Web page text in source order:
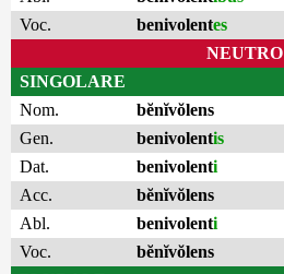
Voc.
benivolentes
NEUTRO
SINGOLARE
Nom.
bĕnĭvŏlens
Gen.
benivolentis
Dat.
benivolenti
Acc.
bĕnĭvŏlens
Abl.
benivolenti
Voc.
bĕnĭvŏlens